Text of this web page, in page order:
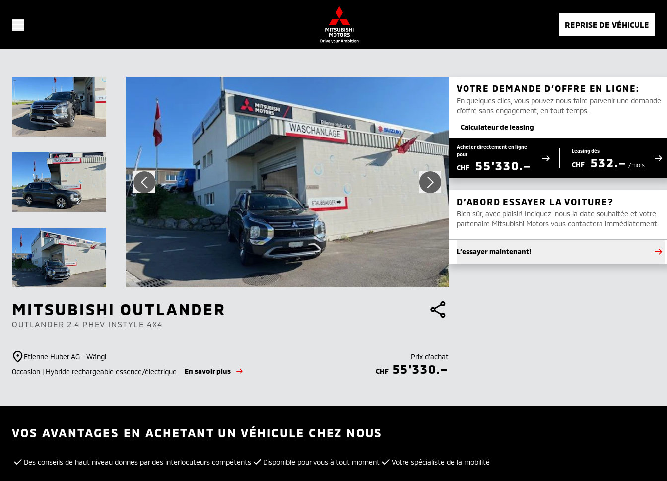
REPRISE DE VÉHICULE
MITSUBISHI OUTLANDER
OUTLANDER 2.4 PHEV INSTYLE 4X4
Etienne Huber AG - Wängi
Occasion | Hybride rechargeable essence/électrique
En savoir plus
Prix d’achat
CHF 55'330.–
VOTRE DEMANDE D’OFFRE EN LIGNE:
En quelques clics, vous pouvez nous faire parvenir une demande
d’offre sans engagement, en tout temps.
Calculateur de leasing
Acheter directement en ligne
pour
CHF 55'330.–
Leasing dès
CHF 532.– /mois
D’ABORD ESSAYER LA VOITURE?
Bien sûr, avec plaisir! Indiquez-nous la date souhaitée et votre
partenaire Mitsubishi Motors vous contactera immédiatement.
L’essayer maintenant!
VOS AVANTAGES EN ACHETANT UN VÉHICULE CHEZ NOUS
Des conseils de haut niveau donnés par des interlocuteurs compétents Disponible pour vous à tout moment Votre spécialiste de la mobilité